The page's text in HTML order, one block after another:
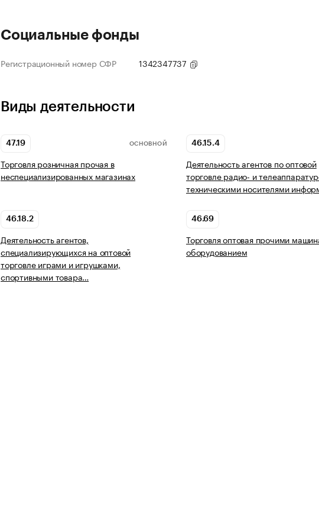
Социальные фонды
Регистрационный номер СФР 1342347737
Виды деятельности
47.19 ОСНОВНОЙ
Торговля розничная прочая в
неспециализированных магазинах
46.15.4
Деятельность агентов по оптовой
торговле радио- и
техническими носителями
46.18.2
Деятельность агентов,
специализирующихся на оптовой
торговле играми и игрушками,
спортивными товара…
46.69
Торговля оптовая прочими
оборудованием